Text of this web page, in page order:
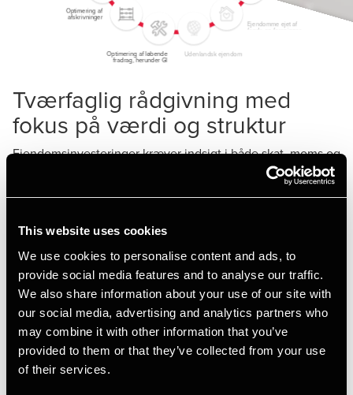
This website uses cookies
We use cookies to personalise content and ads, to
provide social media features and to analyse our traffic.
We also share information about your use of our site with
our social media, advertising and analytics partners who
may combine it with other information that you’ve
provided to them or that they’ve collected from your use
of their services.
Tværfaglig rådgivning med
fokus på værdi og struktur
Ejendomsinvesteringer kræver indsigt i både skat, moms og
sammenhæng. Vi rådgiver om alt fra skatteoptimering og
dokumentarbejde. Som naturlig forlængelse heraf er vi
også eksperter i at hjælpe din ejendomsvirksomhed videre
til næste generation eller til nøglemedarbejderen i et
generationsskifte.
Hos BDO får du adgang til et dedikeret team af
skatteeksperter, jurister og momsrådgivere med dyb
erfaring i ejendomsbranchen. Vi arbejder tæt sammen på
tværs af fagområder for at sikre, at dine investeringer er